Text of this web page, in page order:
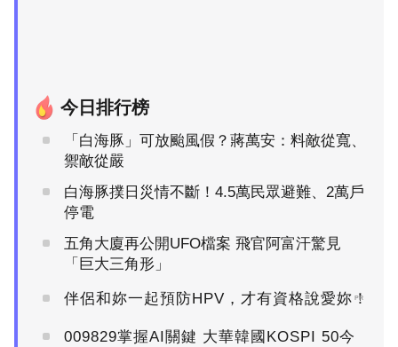
今日排行榜
「白海豚」可放颱風假？蔣萬安：料敵從寬、
禦敵從嚴
白海豚撲日災情不斷！4.5萬民眾避難、2萬戶
停電
五角大廈再公開UFO檔案 飛官阿富汗驚見
「巨大三角形」
伴侶和妳一起預防HPV，才有資格說愛妳！
PR
009829掌握AI關鍵 大華韓國KOSPI 50今